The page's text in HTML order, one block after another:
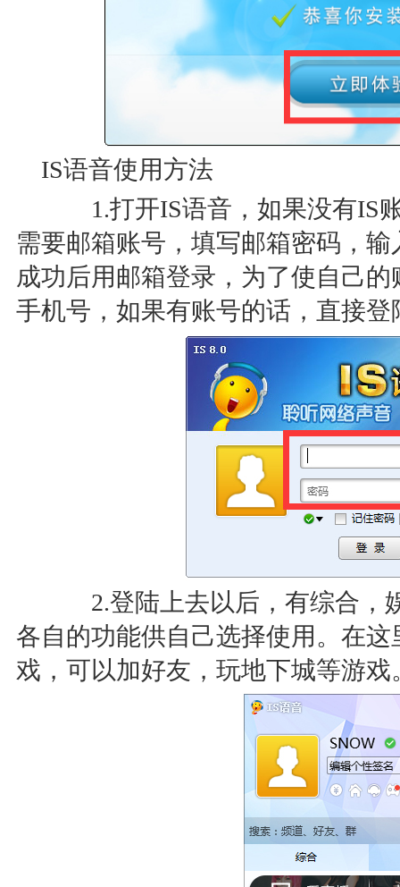
IS语音使用方法
1.打开IS语音，如果没有IS
需要邮箱账号，填写邮箱密码，
成功后用邮箱登录，为了使自己
手机号，如果有账号的话，直接登
2.登陆上去以后，有综合，
各自的功能供自己选择使用。在
戏，可以加好友，玩地下城等游戏